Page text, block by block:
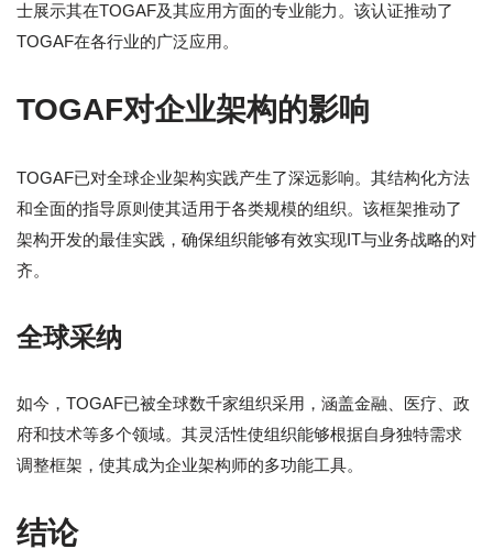
士展示其在TOGAF及其应用方面的专业能力。该认证推动了
TOGAF在各行业的广泛应用。
TOGAF对企业架构的影响
TOGAF已对全球企业架构实践产生了深远影响。其结构化方法
和全面的指导原则使其适用于各类规模的组织。该框架推动了
架构开发的最佳实践，确保组织能够有效实现IT与业务战略的对
齐。
全球采纳
如今，TOGAF已被全球数千家组织采用，涵盖金融、医疗、政
府和技术等多个领域。其灵活性使组织能够根据自身独特需求
调整框架，使其成为企业架构师的多功能工具。
结论